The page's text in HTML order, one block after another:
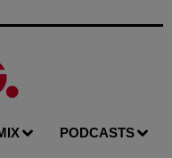
PODCASTS